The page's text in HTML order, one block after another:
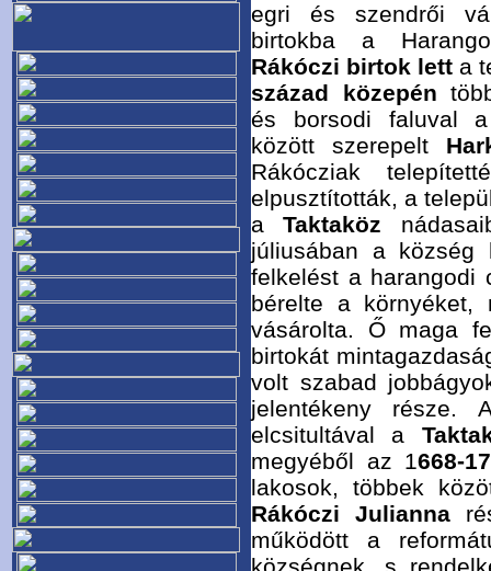
egri és szendrői
birtokba a
Rákóczi birtok lett a
század közepén
és borsodi faluval
között szerepelt
Rákócziak
elpusztították, a
aTaktaköz
júliusában a
felkelést a harangodi
bérelte a
vásárolta. Ő maga
birtokát
volt szabad
jelentékeny része.
elcsitultával a
megyéből az 1668-
lakosok, többek
Rákóczi Julianna
működött a